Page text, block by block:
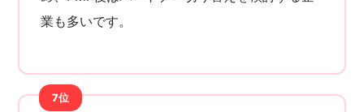
業も多いです。
7位